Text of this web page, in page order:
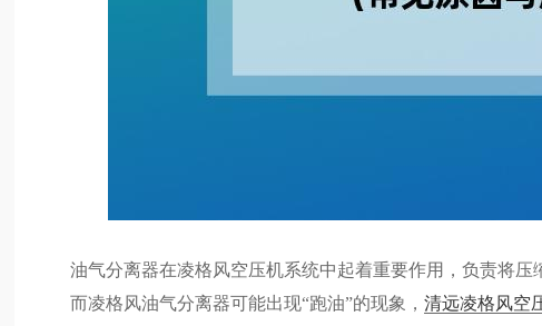
油气分离器在凌格风空压机系统中起着重要作用，负责将
而凌格风油气分离器可能出现“跑油”的现象，清远凌格风空